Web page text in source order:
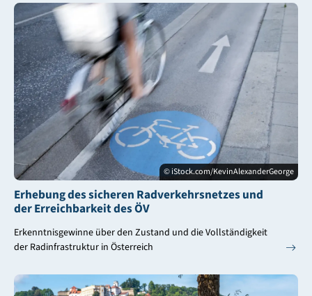
© iStock.com/KevinAlexanderGeorge
Erhebung des sicheren Radverkehrsnetzes und
der Erreichbarkeit des ÖV
Erkenntnisgewinne über den Zustand und die Vollständigkeit
der Radinfrastruktur in Österreich